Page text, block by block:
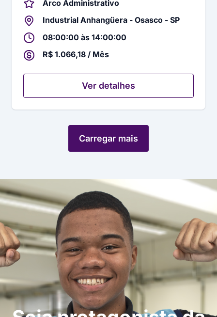
Arco Administrativo
Industrial Anhangüera - Osasco - SP
08:00:00 às 14:00:00
R$ 1.066,18 / Mês
Ver detalhes
Carregar mais